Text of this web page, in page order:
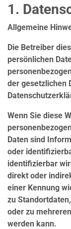
1.
Allgemeine
Die Betreiber
persönlichen
der gesetzlichen
Wenn Sie diese
Daten sind
oder
identifizierbar
direkt oder
einer Kennung
zu
oder zu
werden kann.